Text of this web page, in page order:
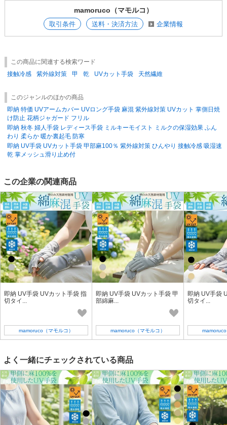
商品画像は実際の商品を撮影し、自然色に近づけるようしておりますが画
像を見る環境など
により、若干異なって見える場合もございます。
当商品は弊社別事業部でも販売しており、ご注文時期によっては掲載在庫
数が販売終了
している場合もございます。予めご了承くださいますようお願い申し上げ
・弊社営業日に関して
弊社ですが、土日、祝祭日およびGW、夏季、年末年始など休業日をいた
だいております。
詳しくは営業日カレンダーをご確認くださいますようお願い申し上げま
す。
mamoruco（マモルコ）
取引条件 送料・決済方法 企業情報
この商品に関連する検索ワード
接触冷感
紫外線対策 甲 乾 UVカット手袋 天然繊維
このジャンルのほかの商品
即納 特価 UVアームカバー UVロング手袋 麻混 紫外線対策 UVカット 掌側日焼
け防止 花柄ジャガード フリル
即納 秋冬 婦人手袋 レディース手袋 ミルキーモイスト ミルクの保湿効果 ふん
わり 柔らか 暖か裏起毛 防寒
即納 UV手袋 UVカット手袋 甲部麻100％ 紫外線対策 ひんやり 接触冷感 吸湿速
乾 掌メッシュ滑り止め付
この企業の関連商品
即納 UV手袋 UVカット手袋 指
切タイ...
mamoruco（マモルコ）
即納 UV手袋 UVカット手袋 甲
部綿麻...
mamoruco（マモルコ）
即納 UV手袋
切タイ...
よく一緒にチェックされている商品